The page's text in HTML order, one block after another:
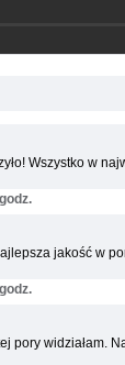
Wszystko w
jakość w
pory widziałam.